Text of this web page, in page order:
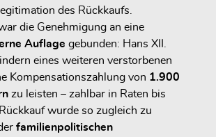
des Rückkaufs.
die Genehmigung an eine
Auflage gebunden: Hans XII.
eines weiteren verstorbenen
Kompensationszahlung von 1.900
zu leisten – zahlbar in Raten bis
Rückkauf wurde so zugleich zu
familienpolitischen